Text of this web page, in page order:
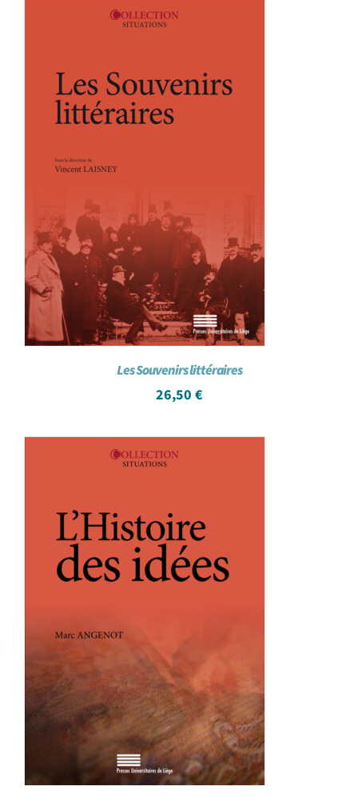
Les Souvenirs littéraires
26,50 €